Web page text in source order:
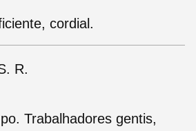
cordial.
R.
Trabalhadores gentis,